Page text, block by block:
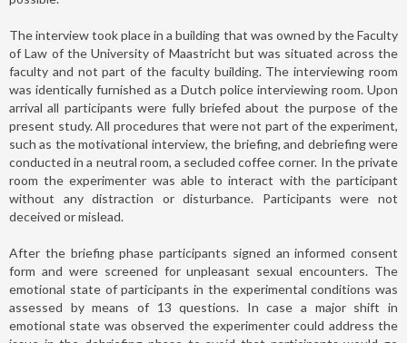
The interview took place in a building that was owned by the Faculty
of Law of the University of Maastricht but was situated across the
faculty and not part of the faculty building. The interviewing room
was identically furnished as a Dutch police interviewing room. Upon
arrival all participants were fully briefed about the purpose of the
present study. All procedures that were not part of the experiment,
such as the motivational interview, the briefing, and debriefing were
conducted in a neutral room, a secluded coffee corner. In the private
room the experimenter was able to interact with the participant
without any distraction or disturbance. Participants were not
deceived or mislead.
After the briefing phase participants signed an informed consent
form and were screened for unpleasant sexual encounters. The
emotional state of participants in the experimental conditions was
assessed by means of 13 questions. In case a major shift in
emotional state was observed the experimenter could address the